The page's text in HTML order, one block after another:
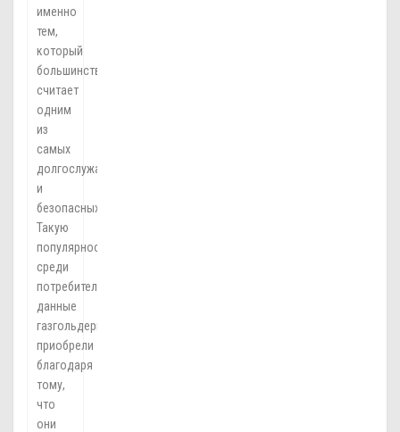
именно
тем,
который
большинство
считает
одним
из
самых
долгослужащих
и
безопасных.
Такую
популярность
среди
потребителей
данные
газгольдеры
приобрели
благодаря
тому,
что
они